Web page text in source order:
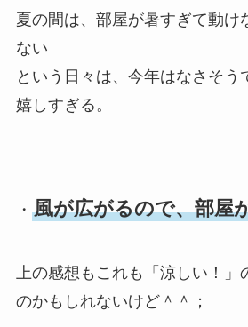
夏の間は、部屋が暑すぎて動け
ない
という日々は、今年はなさそう
嬉しすぎる。
・ 風が広がるので、部屋
上の感想もこれも「涼しい！」
のかもしれないけど＾＾；